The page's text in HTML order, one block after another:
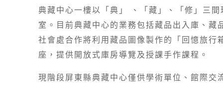
典藏中心一樓以「典」 、「藏」、「修」三
室。目前典藏中心的業務包括藏品出入庫、
社會處合作將利用藏品圖像製作的「回憶旅
座，提供開放式庫房導覽及授課手作課程。
現階段屏東縣典藏中心僅供學術單位、館際